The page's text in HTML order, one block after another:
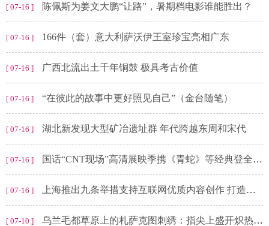
[ 07-16 ] 陈佩斯为姜文大鹏“让路”，暑期档电影谁能胜出？
[ 07-16 ] 166件（套）意大利萨沃伊王室珍宝亮相广东
[ 07-16 ] 广西北流出土千年铜鼓 极具考古价值
[ 07-16 ] “在彼此的故事中更好照见自己”（金台随笔）
[ 07-16 ] 湖北新发现大型矿冶遗址群 年代跨越东周和宋代
[ 07-16 ] 国话“CNT现场”高清展映季携《青蛇》等经典登全国30个剧场
[ 07-16 ] 上海推出九条举措支持互联网优质内容创作 打造互联网优质内容的“梦工厂”
[ 07-10 ] 乌兰毛都草原上的札萨克图刺绣：指尖上盛开炽热之花